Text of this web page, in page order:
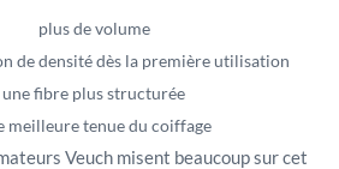
plus de volume
de densité dès la première utilisation
une fibre plus structurée
meilleure tenue du coiffage
Veuch misent beaucoup sur cet